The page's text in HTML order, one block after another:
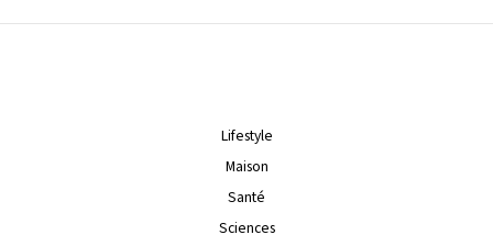
Lifestyle
Maison
Santé
Sciences